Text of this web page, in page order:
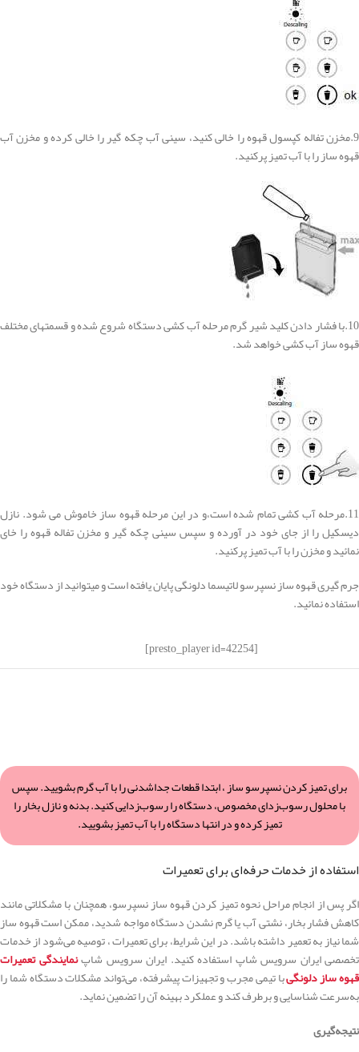
9.مخزن تفاله کپسول قهوه را خالی کنید، سینی آب چکه گیر را خالی کرده و مخزن آب
قهوه ساز را با آب تمیز پرکنید.
10.با فشار دادن کلید شیر گرم مرحله آب کشی دستگاه شروع شده و قسمتهای مختلف
قهوه ساز آب کشی خواهد شد.
11.مرحله آب کشی تمام شده است،و در این مرحله قهوه ساز خاموش می شود. نازل
دیسکیل را از جای خود در آورده و سپس سینی چکه گیر و مخزن تفاله قهوه را خای
نمائید و مخزن را با آب تمیز پرکنید.
جرم گیری قهوه ساز نسپرسو لاتیسما دلونگی پایان یافته است و میتوانید از دستگاه خود
استفاده نمائید.
[presto_player id=42254]
برای تمیز کردن نسپرسو ساز ، ابتدا قطعات جداشدنی را با آب گرم بشویید. سپس
با محلول رسوب‌زدای مخصوص، دستگاه را رسوب‌زدایی کنید. بدنه و نازل بخار را
تمیز کرده و در انتها دستگاه را با آب تمیز بشویید.
استفاده از خدمات حرفه‌ای برای تعمیرات
اگر پس از انجام مراحل نحوه تمیز کردن قهوه ساز نسپرسو، همچنان با مشکلاتی مانند
کاهش فشار بخار، نشتی آب یا گرم نشدن دستگاه مواجه شدید، ممکن است قهوه ساز
شما نیاز به تعمیر داشته باشد. در این شرایط، برای تعمیرات ، توصیه می‌شود از خدمات
تخصصی ایران سرویس شاپ استفاده کنید. ایران سرویس شاپنمایندگی تعمیرات
قهوه ساز دلونگیبا تیمی مجرب و تجهیزات پیشرفته، می‌تواند مشکلات دستگاه شما را
به‌سرعت شناسایی و برطرف کند و عملکرد بهینه آن را تضمین نماید.
نتیجه‌گیری